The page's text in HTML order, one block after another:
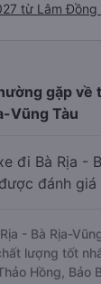
từ Lâm Đồng
gặp về
Vũng Tàu
đi Bà Rịa -
đánh giá
- Bà Rịa-
lượng tốt
Hồng, Bảo